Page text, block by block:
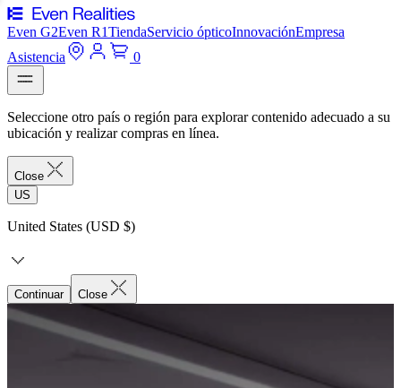
Even G2Even R1TiendaServicio ópticoInnovaciónEmpresa
Asistencia
0
Seleccione otro país o región para explorar contenido adecuado a su
ubicación y realizar compras en línea.
Close
US
United States (USD $)
Continuar Close